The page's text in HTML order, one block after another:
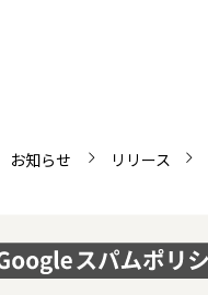
お知らせ リリース